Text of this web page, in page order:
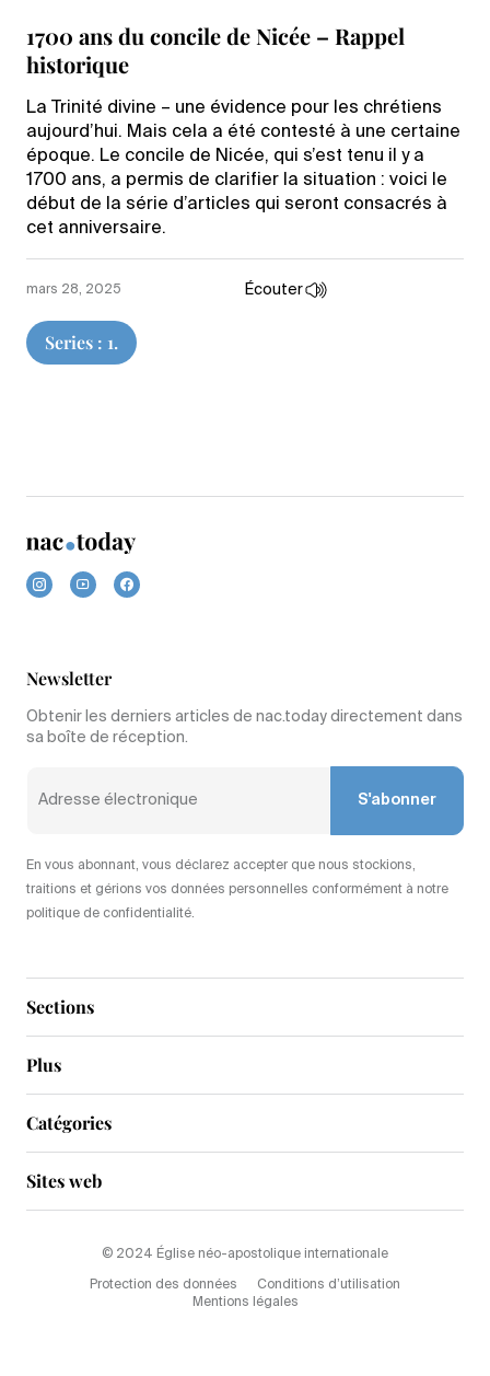
1700 ans du concile de Nicée – Rappel
historique
La Trinité divine – une évidence pour les chrétiens
aujourd’hui. Mais cela a été contesté à une certaine
époque. Le concile de Nicée, qui s’est tenu il y a
1700 ans, a permis de clarifier la situation : voici le
début de la série d’articles qui seront consacrés à
cet anniversaire.
Series : 1.
mars 28, 2025 Écouter
Sections
Plus
Newsletter
Obtenir les derniers articles de nac.today directement dans
sa boîte de réception.
S'abonner
En vous abonnant, vous déclarez accepter que nous stockions,
traitions et gérions vos données personnelles conformément à notre
politique de confidentialité.
Catégories
Sites web
© 2024 Église néo-apostolique internationale
Protection des données
Conditions d’utilisation
Mentions légales